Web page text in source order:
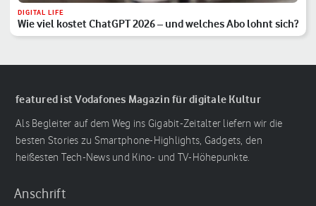
DIGITAL LIFE
Wie viel kostet ChatGPT 2026 – und welches Abo lohnt sich?
featured ist Vodafones Magazin für digitale Kultur
Als Begleiter auf dem Weg ins Gigabit-Zeitalter liefern wir die
besten Stories zu Smartphone-Highlights, Gadgets, den
heißesten Tech-News und Kino- und TV-Höhepunkte.
Anschrift